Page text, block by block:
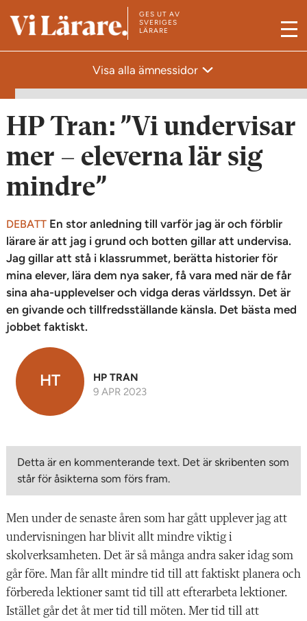
T
s
t
a
r
s
d
GES UT AV
SVERIGES
LÄRARE
M
Visa alla ämnessidor
HP Tran: ”Vi undervisar
mer – eleverna lär sig
mindre”
DEBATT En stor anledning till varför jag är och förblir
lärare är att jag i grund och botten gillar att undervisa.
Jag gillar att stå i klassrummet, berätta historier för
mina elever, lära dem nya saker, få vara med när de får
sina aha-upplevelser och vidga deras världssyn. Det är
en givande och tillfredsställande känsla. Det bästa med
jobbet faktiskt.
HT
HP TRAN
9 APR 2023
Detta är en kommenterande text. Det är skribenten som
står för åsikterna som förs fram.
Men under de senaste åren som har gått upplever jag att
undervisningen har blivit allt mindre viktig i
skolverksamheten. Det är så många andra saker idag som
går före. Man får allt mindre tid till att faktiskt planera och
förbereda lektioner samt tid till att efterarbeta lektioner.
Istället går det åt mer tid till möten. Mer tid till att